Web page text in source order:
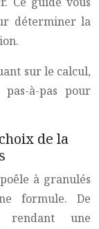
déterminer la
sur le calcul,
à-pas pour
de la
à granulés
formule. De
rendant une